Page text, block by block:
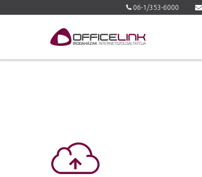
06-1/353-6000